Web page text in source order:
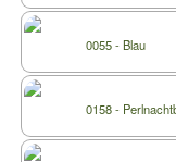
0055 - Blau
0158 -